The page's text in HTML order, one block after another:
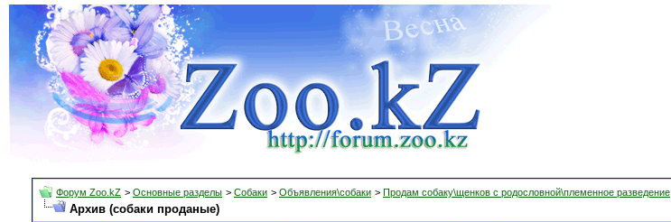
Форум Zoo.kZ > Основные разделы > Собаки > Объявления\собаки > Продам собаку\щенков с родословной\племенное разведение
Архив (собаки проданые)